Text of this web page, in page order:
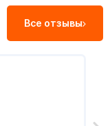
Все отзывы